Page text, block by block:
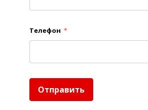
Телефон *
Отправить